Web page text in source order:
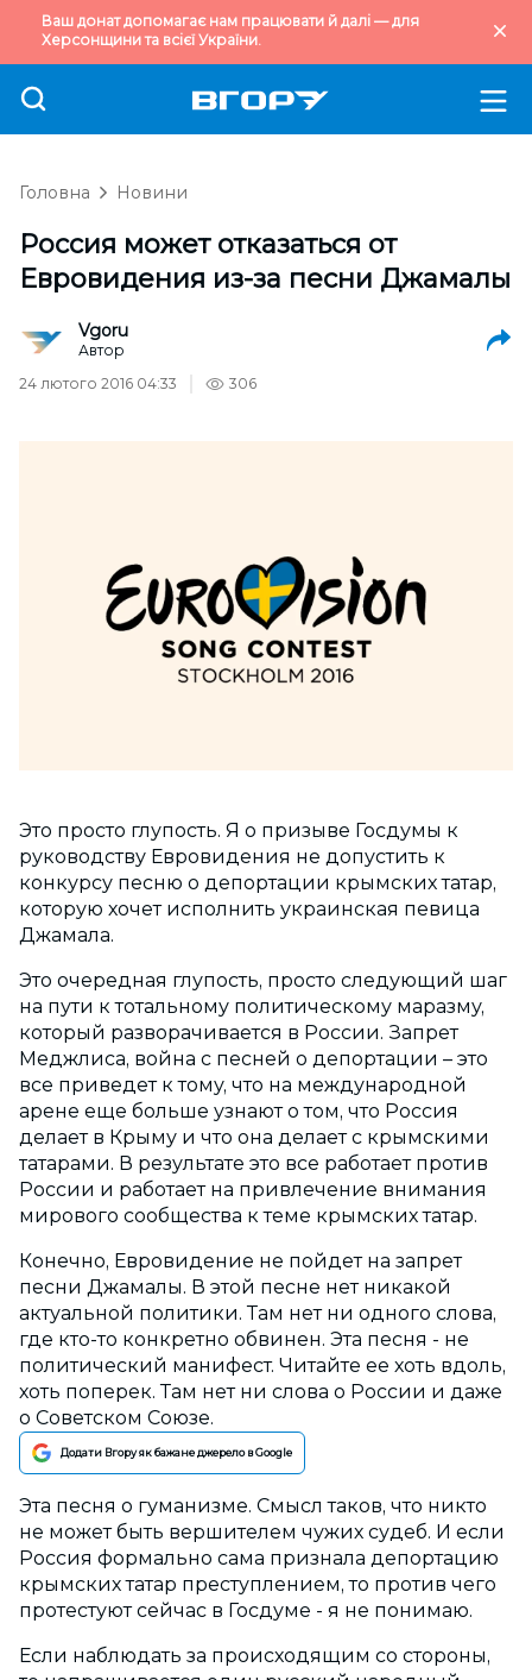
Ваш донат допомагає нам працювати й далі — для
Херсонщини та всієї України.
Головна Новини
Россия может отказаться от
Евровидения из-за песни Джамалы
Vgoru
Автор
24 лютого 2016 04:33
306
Это просто глупость. Я о призыве Госдумы к
руководству Евровидения не допустить к
конкурсу песню о депортации крымских татар,
которую хочет исполнить украинская певица
Джамала.
Это очередная глупость, просто следующий шаг
на пути к тотальному политическому маразму,
который разворачивается в России. Запрет
Меджлиса, война с песней о депортации – это
все приведет к тому, что на международной
арене еще больше узнают о том, что Россия
делает в Крыму и что она делает с крымскими
татарами. В результате это все работает против
России и работает на привлечение внимания
мирового сообщества к теме крымских татар.
Конечно, Евровидение не пойдет на запрет
песни Джамалы. В этой песне нет никакой
актуальной политики. Там нет ни одного слова,
где кто-то конкретно обвинен. Эта песня - не
политический манифест. Читайте ее хоть вдоль,
хоть поперек. Там нет ни слова о России и даже
о Советском Союзе.
Додати Вгору як бажане джерело в Google
Эта песня о гуманизме. Смысл таков, что никто
не может быть вершителем чужих судеб. И если
Россия формально сама признала депортацию
крымских татар преступлением, то против чего
протестуют сейчас в Госдуме - я не понимаю.
Если наблюдать за происходящим со стороны,